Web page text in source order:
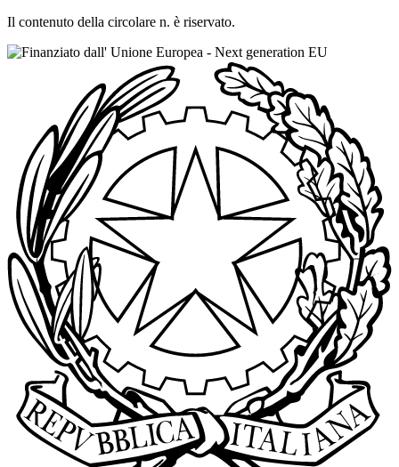
Il contenuto della circolare n. è riservato.